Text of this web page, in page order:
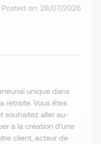
Posted on: 28/07/2026
unique dans
retraite. Vous êtes
souhaitez aller au-
à la création d'une
client, acteur de